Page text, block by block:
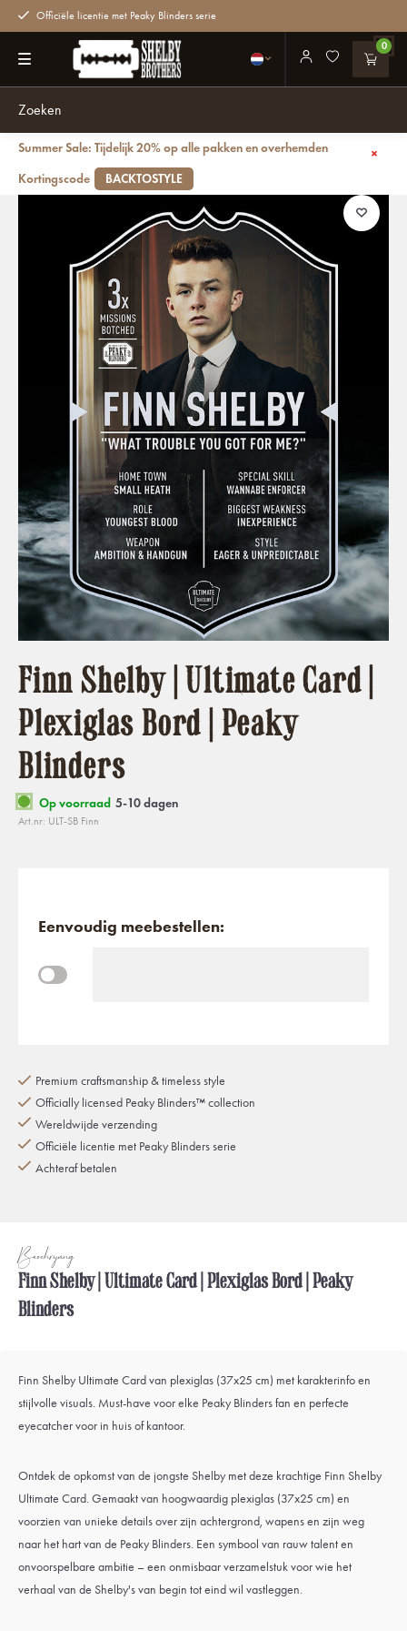
Officiële licentie met Peaky Blinders serie
0
Summer Sale: Tijdelijk 20% op alle pakken en overhemden
Kortingscode
BACKTOSTYLE
Finn Shelby | Ultimate Card | Plexiglas Bord | Peaky Blinders
Finn Shelby | Ultimate Card |
Plexiglas Bord | Peaky
Blinders
Op voorraad 5-10 dagen
Art.nr: ULT-SB Finn
Eenvoudig meebestellen:
Premium craftsmanship & timeless style
Officially licensed Peaky Blinders™ collection
Wereldwijde verzending
Officiële licentie met Peaky Blinders serie
Achteraf betalen
Beschrijving
Finn Shelby | Ultimate Card | Plexiglas Bord | Peaky
Blinders
Finn Shelby Ultimate Card van plexiglas (37x25 cm) met karakterinfo en
stijlvolle visuals. Must-have voor elke Peaky Blinders fan en perfecte
eyecatcher voor in huis of kantoor.
Ontdek de opkomst van de jongste Shelby met deze krachtige Finn Shelby
Ultimate Card. Gemaakt van hoogwaardig plexiglas (37x25 cm) en
voorzien van unieke details over zijn achtergrond, wapens en zijn weg
naar het hart van de Peaky Blinders. Een symbool van rauw talent en
onvoorspelbare ambitie – een onmisbaar verzamelstuk voor wie het
verhaal van de Shelby's van begin tot eind wil vastleggen.